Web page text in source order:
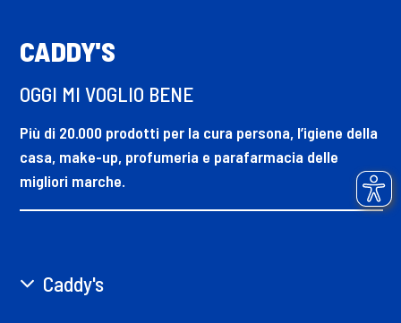
CADDY'S
OGGI MI VOGLIO BENE
Più di 20.000 prodotti per la cura persona, l’igiene della
casa, make-up, profumeria e parafarmacia delle
migliori marche.
Caddy's